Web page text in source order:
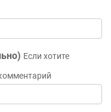
Если хотите